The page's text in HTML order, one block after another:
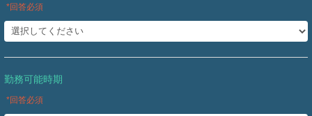
*回答必須
勤務可能時期
*回答必須